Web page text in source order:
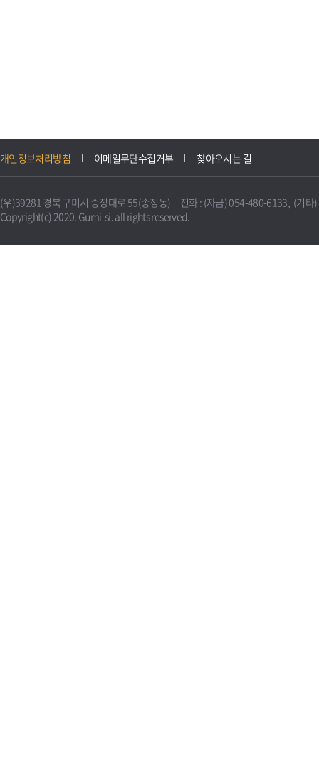
개인정보처리방침 이메일무단수집거부 찾아오시는 길
(우)39281 경북 구미시 송정대로 55(송정동) 전화 : (자금) 054-480-6133, (기타
Copyright(c) 2020. Gumi-si. all rights reserved.